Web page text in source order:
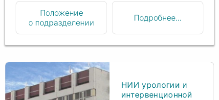
Положение
о подразделении
Подробнее...
НИИ урологии и
интервенционной